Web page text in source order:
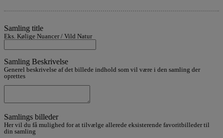
Samling title
Eks. Kølige Nuancer / Vild Natur
Samling Beskrivelse
Generel beskrivelse af det billede indhold som vil være i den samling der
oprettes
Samlings billeder
Her vil du få mulighed for at tilvælge allerede eksisterende favoritbilleder til
din samling